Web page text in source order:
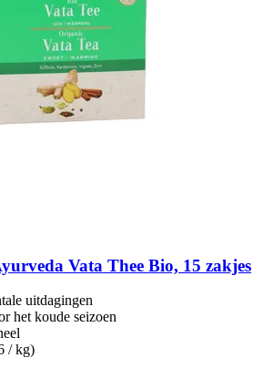
Vata Thee Bio, 15 zakjes
uitdagingen
het koude seizoen
/ kg)